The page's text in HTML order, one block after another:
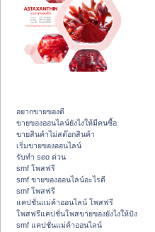
อยากขายของดี
ขายของออนไลน์ยังไงให้มีคนซื้อ
ขายสินค้าไม่สต๊อกสินค้า
เริ่มขายของออนไลน์
รับทำ seo ด่วน
smf โพสฟรี
smf ขายของออนไลน์อะไรดี
smf โพสฟรี
แคปชั่นแม่ค้าออนไลน์ โพสฟรี
โพสฟรีแคปชั่นโพสขายของยังไงให้ปัง
smf แคปชั่นแม่ค้าออนไลน์